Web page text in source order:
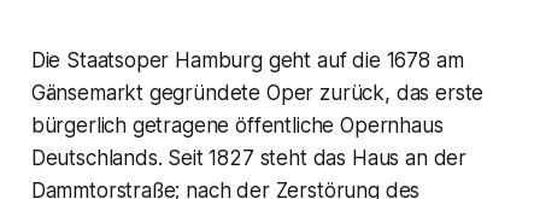
Die Staatsoper Hamburg geht auf die 1678 am
Gänsemarkt gegründete Oper zurück, das erste
bürgerlich getragene öffentliche Opernhaus
Deutschlands. Seit 1827 steht das Haus an der
Dammtorstraße; nach der Zerstörung des